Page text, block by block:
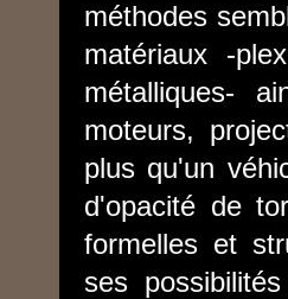
méthodes
matériaux -
métalliques-
moteurs,
plus qu'un
d'opacité de
formelles et
ses